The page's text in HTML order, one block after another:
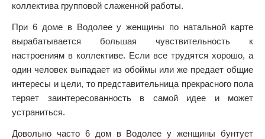
коллектива групповой слаженной работы.
При 6 доме в Водолее у женщины по натальной карте
вырабатывается большая чувствительность к
настроениям в коллективе. Если все трудятся хорошо, а
один человек выпадает из обоймы или же предает общие
интересы и цели, то представительница прекрасного пола
теряет заинтересованность в самой идее и может
устраниться.
Довольно часто 6 дом в Водолее у женщины бунтует